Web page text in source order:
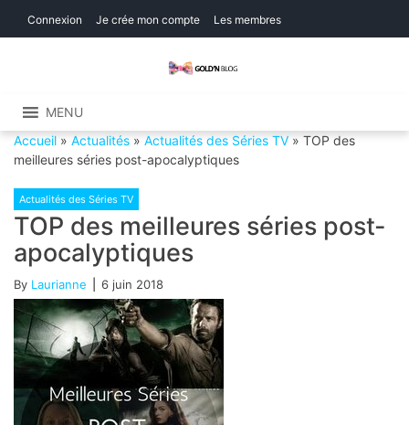
Connexion Je crée mon compte Les membres
MENU
Accueil » Actualités » Actualités des Séries TV » TOP des
meilleures séries post-apocalyptiques
Actualités des Séries TV
TOP des meilleures séries post-
apocalyptiques
By Laurianne 6 juin 2018